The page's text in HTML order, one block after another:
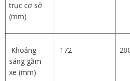
trục cơ sở
(mm)
Khoảng
sáng gầm
xe (mm)
172